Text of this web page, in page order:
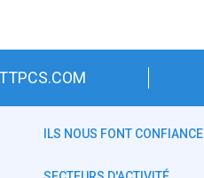
ILS NOUS FONT CONFIANCE